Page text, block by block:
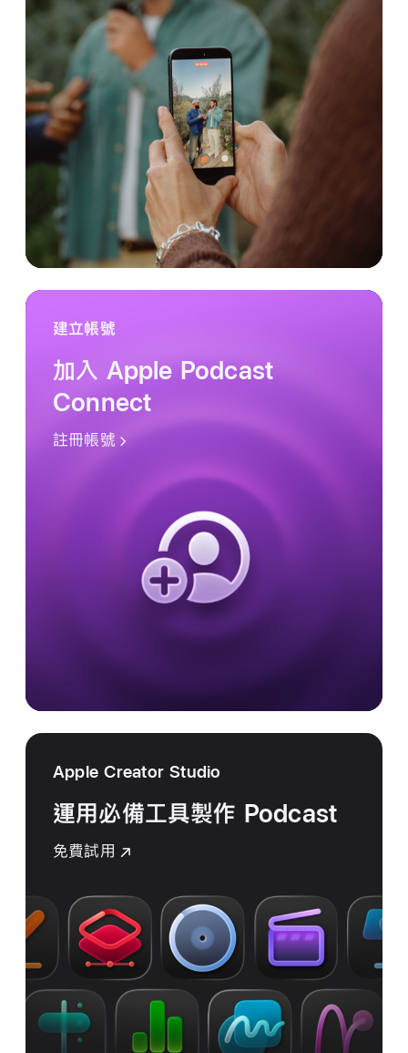
建立帳號
加入 Apple Podcast
Connect
註冊帳號
Apple Creator Studio
運用必備工具製作 Podcast
免費試用